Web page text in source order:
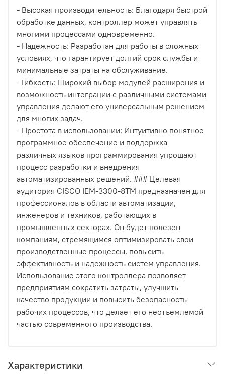
- Высокая производительность: Благодаря быстрой
обработке данных, контроллер может управлять
многими процессами одновременно.
- Надежность: Разработан для работы в сложных
условиях, что гарантирует долгий срок службы и
минимальные затраты на обслуживание.
- Гибкость: Широкий выбор модулей расширения и
возможность интеграции с различными системами
управления делают его универсальным решением
для многих задач.
- Простота в использовании: Интуитивно понятное
программное обеспечение и поддержка
различных языков программирования упрощают
процесс разработки и внедрения
автоматизированных решений. ### Целевая
аудитория CISCO IEM-3300-8TM предназначен для
профессионалов в области автоматизации,
инженеров и техников, работающих в
промышленных секторах. Он будет полезен
компаниям, стремящимся оптимизировать свои
производственные процессы, повысить
эффективность и надежность систем управления.
Использование этого контроллера позволяет
предприятиям сократить затраты, улучшить
качество продукции и повысить безопасность
рабочих процессов, что делает его неотъемлемой
частью современного производства.
Характеристики